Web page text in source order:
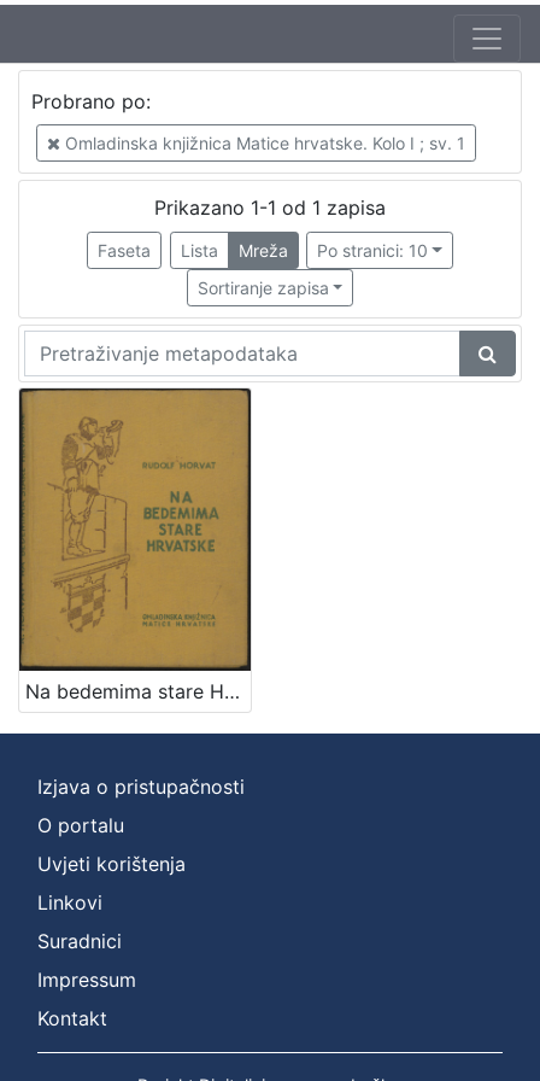
Probrano po:
Omladinska knjižnica Matice hrvatske. Kolo I ; sv. 1
Prikazano 1-1 od 1 zapisa
Faseta Lista Mreža
Po stranici: 10
Sortiranje zapisa
Na bedemima stare Hrvatske / Rudolf Horvat ;
Izjava o pristupačnosti
O portalu
Uvjeti korištenja
Linkovi
Suradnici
Impressum
Kontakt